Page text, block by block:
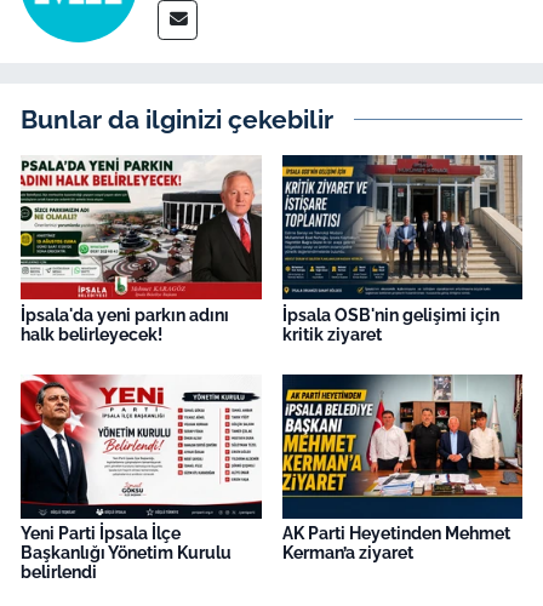
Bunlar da ilginizi çekebilir
İpsala'da yeni parkın adını
halk belirleyecek!
İpsala OSB'nin gelişimi için
kritik ziyaret
Yeni Parti İpsala İlçe
Başkanlığı Yönetim Kurulu
belirlendi
AK Parti Heyetinden Mehmet
Kerman’a ziyaret
English News
Genel-A
Gündem-Eğitim